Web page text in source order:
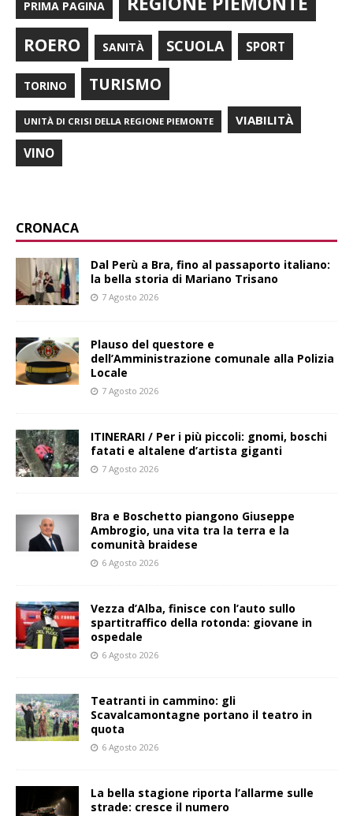
PRIMA PAGINA
ROERO SANITÀ SCUOLA SPORT
TORINO TURISMO
UNITÀ DI CRISI DELLA REGIONE PIEMONTE VIABILITÀ
VINO
CRONACA
​Dal Perù a Bra, fino al passaporto italiano:
la bella storia di Mariano Trisano
7 Agosto 2026
Plauso del questore e
dell’Amministrazione comunale alla Polizia
Locale
7 Agosto 2026
ITINERARI / Per i più piccoli: gnomi, boschi
fatati e altalene d’artista giganti
7 Agosto 2026
Bra e Boschetto piangono Giuseppe
Ambrogio, una vita tra la terra e la
comunità braidese
6 Agosto 2026
Vezza d’Alba, finisce con l’auto sullo
spartitraffico della rotonda: giovane in
ospedale
6 Agosto 2026
Teatranti in cammino: gli
Scavalcamontagne portano il teatro in
quota
6 Agosto 2026
La bella stagione riporta l’allarme sulle
strade: cresce il numero